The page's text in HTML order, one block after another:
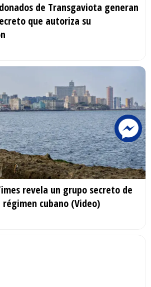
de Transgaviota generan
que autoriza su
revela un grupo secreto de
cubano (Video)